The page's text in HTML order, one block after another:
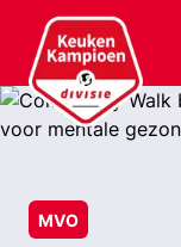
Keuken
MVO